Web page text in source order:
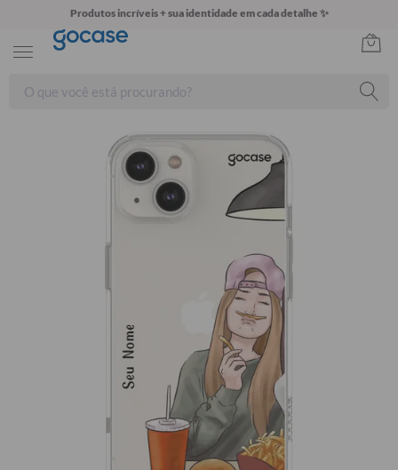
Produtos incríveis + sua identidade em cada detalhe ✨